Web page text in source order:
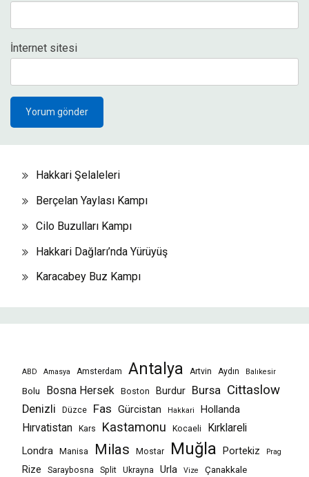
İnternet sitesi
Hakkari Şelaleleri
Berçelan Yaylası Kampı
Cilo Buzulları Kampı
Hakkari Dağları’nda Yürüyüş
Karacabey Buz Kampı
ABD Amasya Amsterdam Antalya Artvin Aydın Balıkesir
Bolu Bosna Hersek Boston Burdur Bursa Cittaslow
Denizli Düzce Fas Gürcistan Hakkari
Hollanda
Hırvatistan
Kars Kastamonu Kocaeli
Kırklareli
Londra
Manisa Milas Mostar Muğla Portekiz Prag
Rize Saraybosna Split Ukrayna Urla Vize Çanakkale